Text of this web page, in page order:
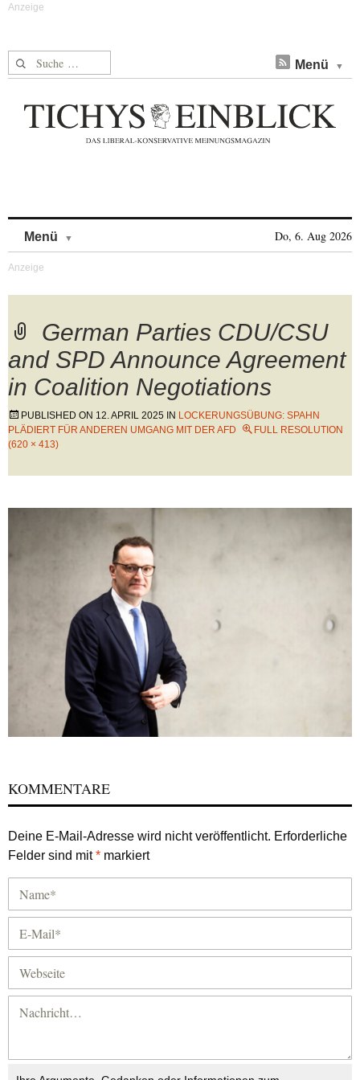
Suche nach: Menü
Menü Do, 6. Aug 2026
German Parties CDU/CSU
and SPD Announce Agreement
in Coalition Negotiations
PUBLISHED ON 12. APRIL 2025 IN LOCKERUNGSÜBUNG: SPAHN
PLÄDIERT FÜR ANDEREN UMGANG MIT DER AFD
FULL RESOLUTION
(620 × 413)
KOMMENTARE
Deine E-Mail-Adresse wird nicht veröffentlicht. Erforderliche
Felder sind mit* markiert